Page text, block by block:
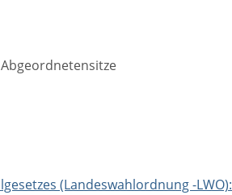
(Landeswahlordnung -LWO):